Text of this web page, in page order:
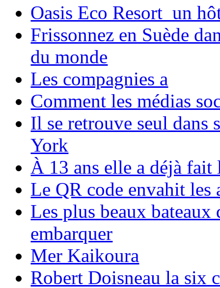
Oasis Eco Resort un
Frissonnez en Suède
du monde
Les compagnies a
Comment les médias
Il se retrouve seul dans
York
À 13 ans elle a déjà
Le QR code envahit les
Les plus beaux bateaux
embarquer
Mer Kaikoura
Robert Doisneau la six